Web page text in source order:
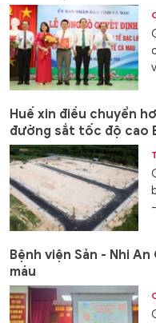
Huế xin điều chuyển
đường sắt tốc độ cao
Bệnh viện Sản - Nhi
máu